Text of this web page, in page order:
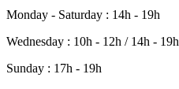
Monday - Saturday : 14h - 19h
Wednesday : 10h - 12h / 14h - 19h
Sunday : 17h - 19h